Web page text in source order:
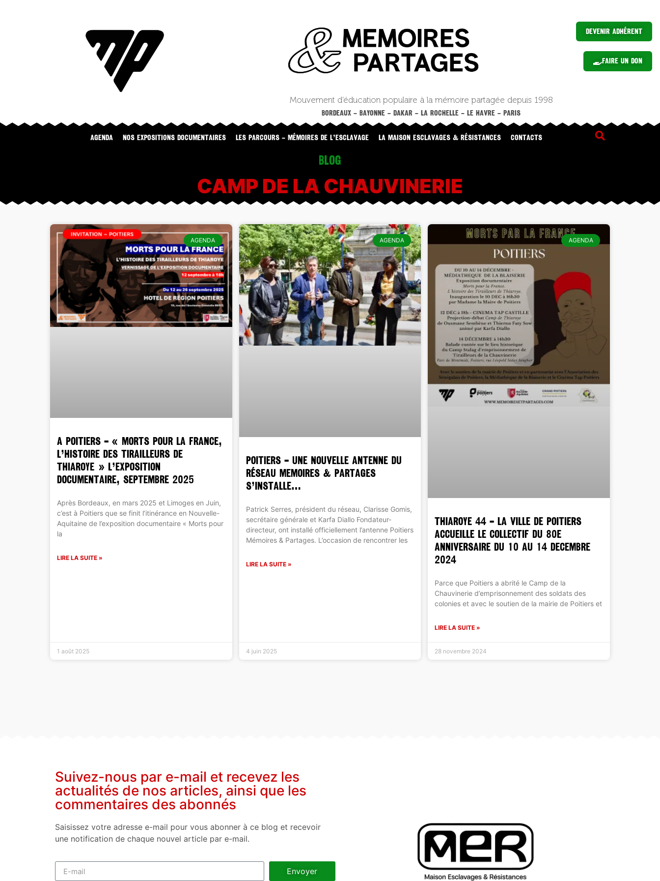
Devenir Adhérent
Faire un Don
Mouvement d’éducation populaire à la mémoire partagée depuis 1998
BORDEAUX – BAYONNE – DAKAR – LA ROCHELLE – LE HAVRE – PARIS
Agenda NOS EXPOSITIONS DOCUMENTAIRES LES PARCOURS – MÉMOIRES DE L’ESCLAVAGE LA MAISON ESCLAVAGES & RÉSISTANCES CONTACTS
Blog
CAMP DE LA CHAUVINERIE
AGENDA
A POITIERS – « MORTS POUR LA FRANCE,
L’HISTOIRE DES TIRAILLEURS DE
THIAROYE » L’EXPOSITION
DOCUMENTAIRE, SEPTEMBRE 2025
Après Bordeaux, en mars 2025 et Limoges en Juin,
c’est à Poitiers que se finit l’itinérance en Nouvelle-
Aquitaine de l’exposition documentaire « Morts pour
la
LIRE LA SUITE »
1 août 2025
AGENDA
POITIERS – UNE NOUVELLE ANTENNE DU
RÉSEAU MEMOIRES & PARTAGES
S’INSTALLE…
Patrick Serres, président du réseau, Clarisse Gomis,
secrétaire générale et Karfa Diallo Fondateur-
directeur, ont installé officiellement l’antenne Poitiers
Mémoires & Partages. L’occasion de rencontrer les
LIRE LA SUITE »
4 juin 2025
AGENDA
THIAROYE 44 – LA VILLE DE POITIERS
ACCUEILLE LE COLLECTIF DU 80e
ANNIVERSAIRE DU 10 AU 14 DECEMBRE
2024
Parce que Poitiers a abrité le Camp de la
Chauvinerie d’emprisonnement des soldats des
colonies et avec le soutien de la mairie de Poitiers et
LIRE LA SUITE »
28 novembre 2024
Suivez-nous par e-mail et recevez les
actualités de nos articles, ainsi que les
commentaires des abonnés
Saisissez votre adresse e-mail pour vous abonner à ce blog et recevoir
une notification de chaque nouvel article par e-mail.
Envoyer